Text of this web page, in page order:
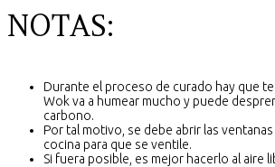
NOTAS:
Durante el proceso de curado hay que
Wok va a humear mucho y puede
carbono.
Por tal motivo, se debe abrir las
cocina para que se ventile.
Si fuera posible, es mejor hacerlo al aire